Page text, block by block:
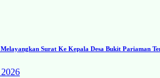
Surat Ke Kepala Desa Bukit Pariaman